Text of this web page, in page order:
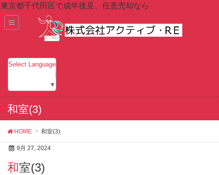
東京都千代田区で成年後見、任意売却なら
Select Language
▼
和室(3)
HOME 和室(3)
9月 27, 2024
和室(3)